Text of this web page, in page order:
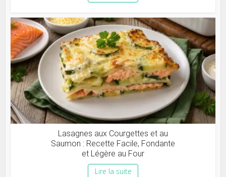
Lasagnes aux Courgettes et au
Saumon : Recette Facile, Fondante
et Légère au Four
Lire la suite